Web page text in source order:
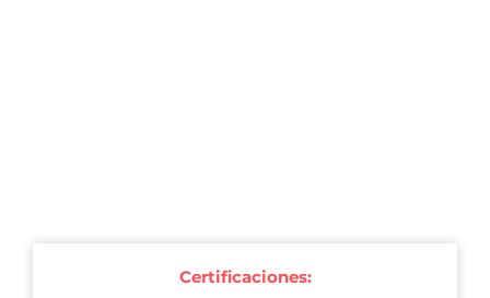
Certificaciones: